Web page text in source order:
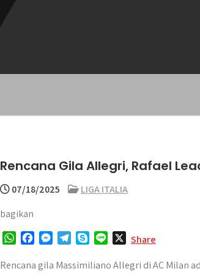
Rencana Gila Allegri, Rafael
07/18/2025
LIGA ITALIA
bagikan
W
a
c
s
l
y
n
Share
Rencana gila Massimiliano Allegri di AC Milan